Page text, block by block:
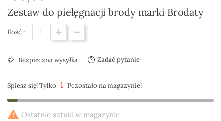
Zestaw do pielęgnacji brody marki Brodaty
Ilość :
Bezpieczna wysyłka Zadać pytanie
Spiesz się! Tylko 1 Pozostało na magazynie!
 Ostatnie sztuki w magazynie